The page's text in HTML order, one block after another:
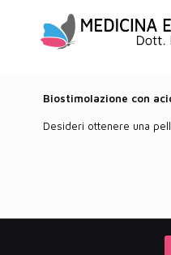
Biostimolazione con
Desideri ottenere una